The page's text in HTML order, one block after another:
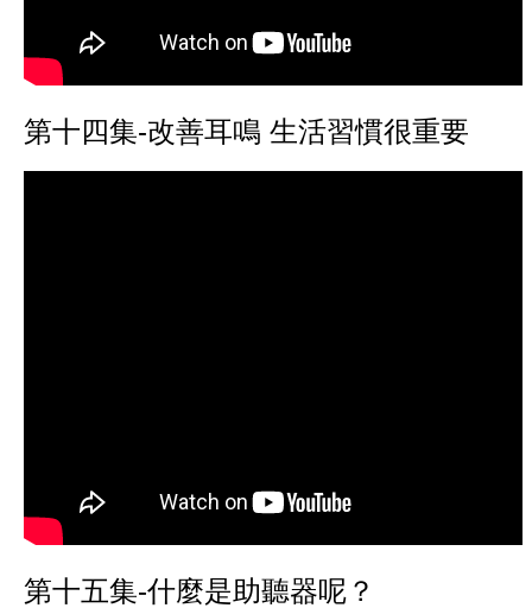
第十四集-改善耳鳴 生活習慣很重要
第十五集-什麼是助聽器呢？